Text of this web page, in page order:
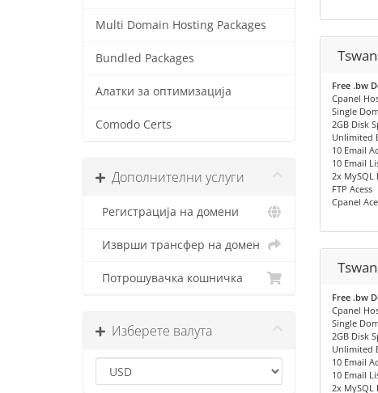
Multi Domain Hosting Packages
Bundled Packages
Алатки за оптимизација
Comodo Certs
Дополнителни услуги
Регистрација на домени
Изврши трансфер на домен
Потрошувачка кошничка
Изберете валута
Free .bw
Cpanel
Single
2GB Disk
Unlimited
10 Email
10 Email
2x MySQL
FTP Acess
Cpanel
Free .bw
Cpanel
Single
2GB Disk
Unlimited
10 Email
10 Email
2x MySQL